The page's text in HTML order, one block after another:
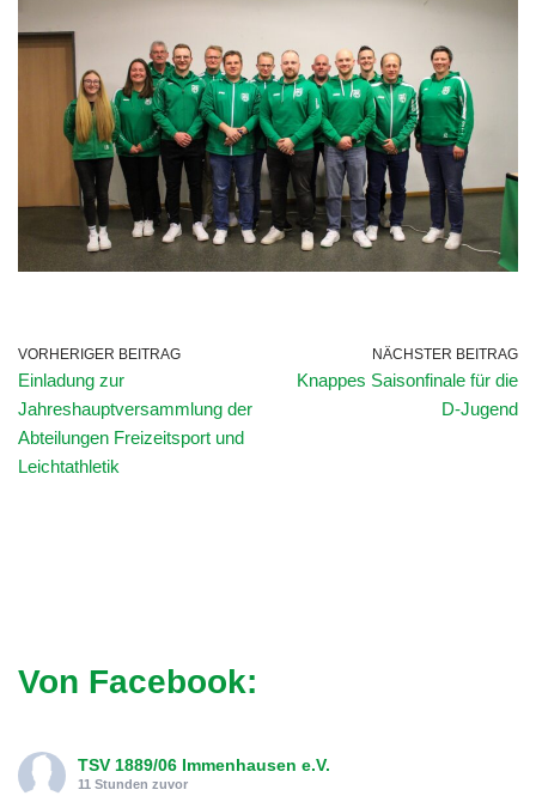
VORHERIGER BEITRAG
Einladung zur
Jahreshauptversammlung der
Abteilungen Freizeitsport und
Leichtathletik
NÄCHSTER BEITRAG
Knappes Saisonfinale für die
D-Jugend
Von Facebook:
TSV 1889/06 Immenhausen e.V.
11 Stunden zuvor